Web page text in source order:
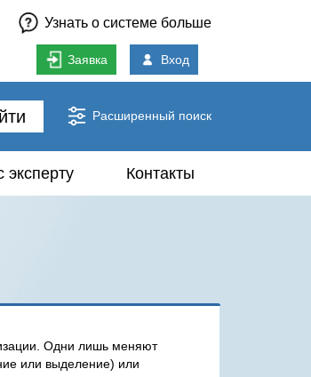
Узнать о системе больше
Заявка Вход
Расширенный поиск
эксперту Контакты
Одни лишь меняют
или выделение) или